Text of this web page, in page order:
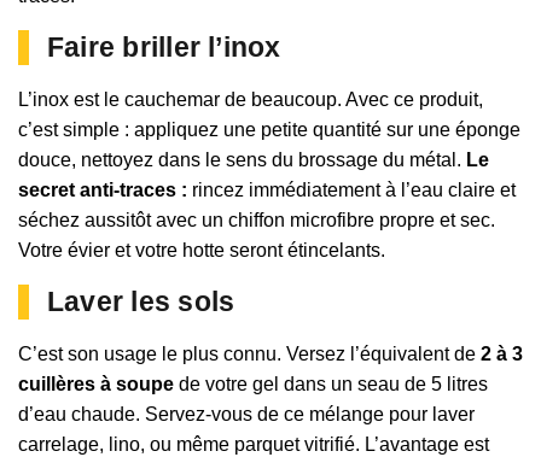
Faire briller l’inox
L’inox est le cauchemar de beaucoup. Avec ce produit,
c’est simple : appliquez une petite quantité sur une éponge
douce, nettoyez dans le sens du brossage du métal. Le
secret anti-traces : rincez immédiatement à l’eau claire et
séchez aussitôt avec un chiffon microfibre propre et sec.
Votre évier et votre hotte seront étincelants.
Laver les sols
C’est son usage le plus connu. Versez l’équivalent de 2 à 3
cuillères à soupe de votre gel dans un seau de 5 litres
d’eau chaude. Servez-vous de ce mélange pour laver
carrelage, lino, ou même parquet vitrifié. L’avantage est